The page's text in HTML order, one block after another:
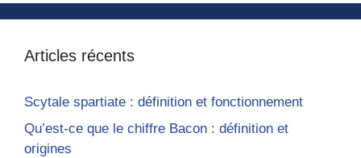
Articles récents
Scytale spartiate : définition et fonctionnement
Qu’est-ce que le chiffre Bacon : définition et
origines